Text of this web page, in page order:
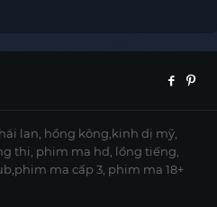
lan, hồng kông,kinh dị mỹ,
thi, phim ma hd, lồng tiếng,
ma cấp 3, phim ma 18+